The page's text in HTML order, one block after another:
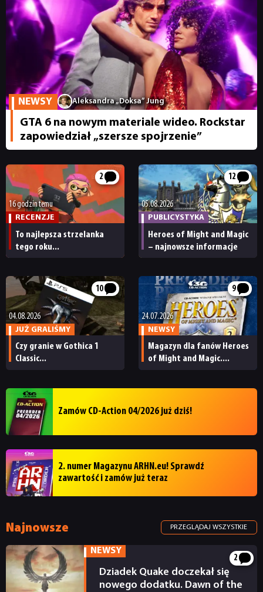
NEWSY Aleksandra „Doksa” Jung
GTA 6 na nowym materiale wideo. Rockstar
zapowiedział „szersze spojrzenie”
2
16 godzin temu
RECENZJE
To najlepsza strzelanka
tego roku...
12
05.08.2026
PUBLICYSTYKA
Heroes of Might and Magic
– najnowsze informacje
10
04.08.2026
JUŻ GRALIŚMY
Czy granie w Gothica 1
Classic...
9
24.07.2026
NEWSY
Magazyn dla fanów Heroes
of Might and Magic....
Zamów CD-Action 04/2026 już dziś!
2. numer Magazynu ARHN.eu! Sprawdź
zawartość i zamów już teraz
Najnowsze PRZEGLĄDAJ WSZYSTKIE
NEWSY
2
Dziadek Quake doczekał się
nowego dodatku. Dawn of the